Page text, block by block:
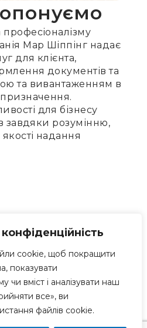
cookie, щоб покращити
показувати
чи вміст і аналізувати наш
все», ви
файлів cookie.
Мар Шіппінг надає
для клієнта,
документів та
та вивантаженням в
для бізнесу
завдяки розумінню,
надання
які закріплюються в
прорахунок у
клієнта на шляху